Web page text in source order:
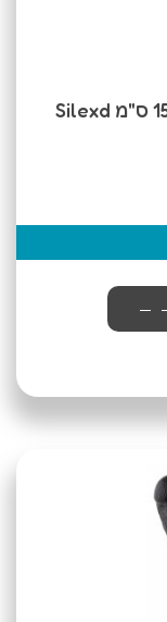
דילדו שחור איכותי מסיליקון גודל 15 ס"מ Silexd